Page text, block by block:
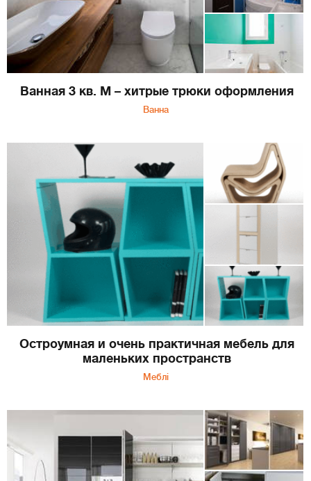
Ванная 3 кв. М – хитрые трюки оформления
Ванна
Остроумная и очень практичная мебель для
маленьких пространств
Меблі